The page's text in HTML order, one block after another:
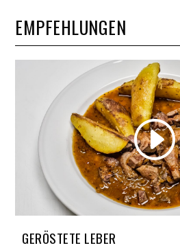
EMPFEHLUNGEN
GERÖSTETE LEBER